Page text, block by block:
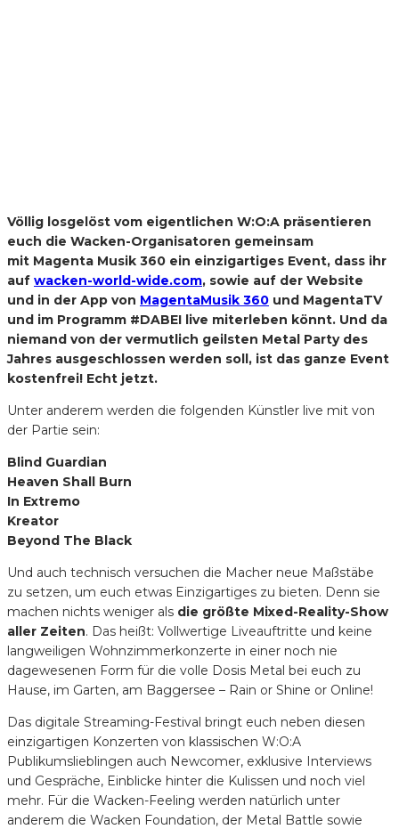
Völlig losgelöst vom eigentlichen W:O:A präsentieren
euch die Wacken-Organisatoren gemeinsam
mit Magenta Musik 360 ein einzigartiges Event, dass ihr
auf wacken-world-wide.com, sowie auf der Website
und in der App von MagentaMusik 360 und MagentaTV
und im Programm #DABEI live miterleben könnt. Und da
niemand von der vermutlich geilsten Metal Party des
Jahres ausgeschlossen werden soll, ist das ganze Event
kostenfrei! Echt jetzt.
Unter anderem werden die folgenden Künstler live mit von
der Partie sein:
Blind Guardian
Heaven Shall Burn
In Extremo
Kreator
Beyond The Black
Und auch technisch versuchen die Macher neue Maßstäbe
zu setzen, um euch etwas Einzigartiges zu bieten. Denn sie
machen nichts weniger als die größte Mixed-Reality-Show
aller Zeiten. Das heißt: Vollwertige Liveauftritte und keine
langweiligen Wohnzimmerkonzerte in einer noch nie
dagewesenen Form für die volle Dosis Metal bei euch zu
Hause, im Garten, am Baggersee – Rain or Shine or Online!
Das digitale Streaming-Festival bringt euch neben diesen
einzigartigen Konzerten von klassischen W:O:A
Publikumslieblingen auch Newcomer, exklusive Interviews
und Gespräche, Einblicke hinter die Kulissen und noch viel
mehr. Für die Wacken-Feeling werden natürlich unter
anderem die Wacken Foundation, der Metal Battle sowie